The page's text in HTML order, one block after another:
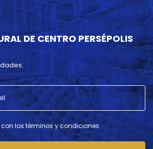
DE CENTRO PERSÉPOLIS
los términos y condiciones .